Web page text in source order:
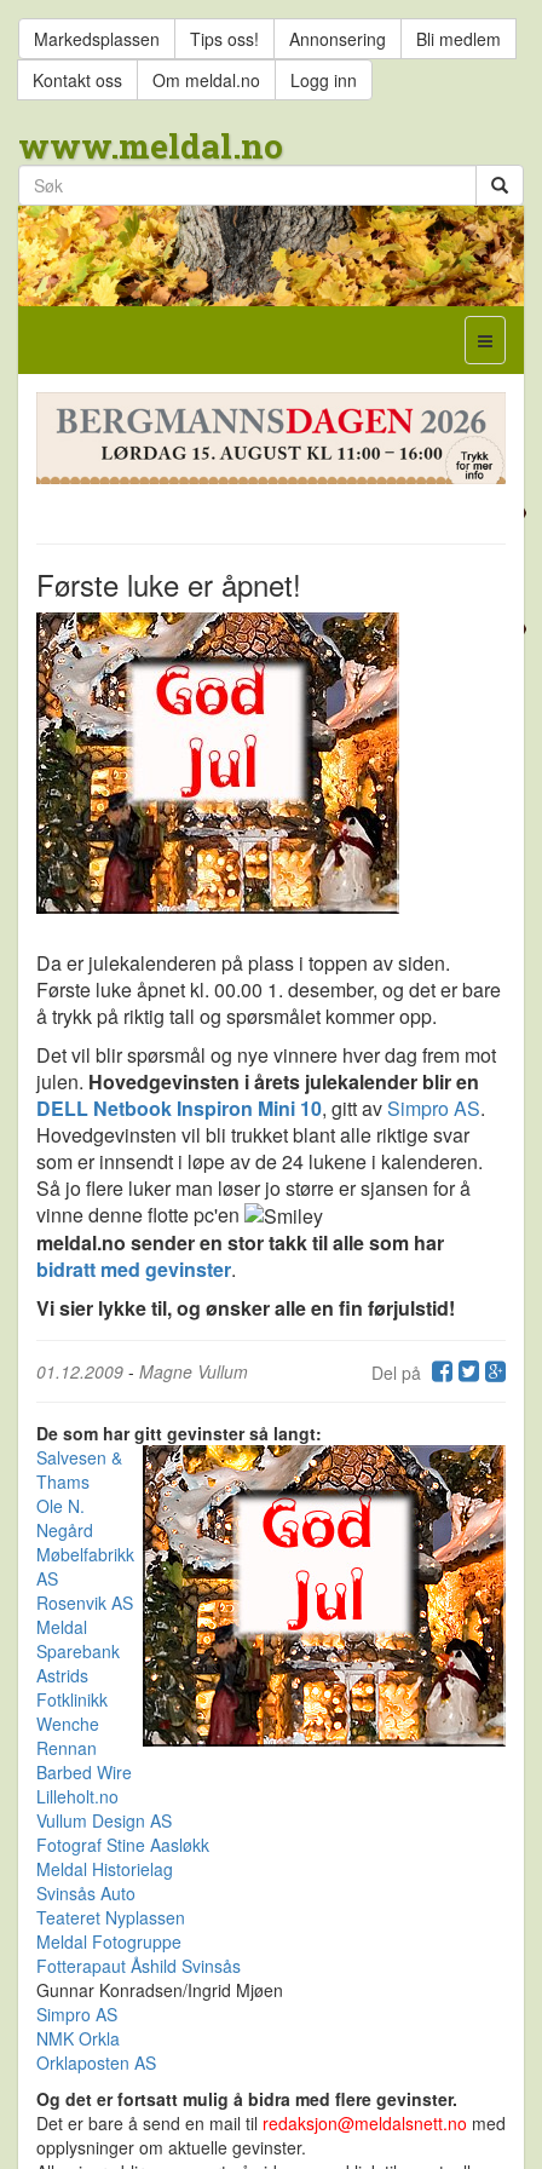
Markedsplassen Tips oss! Annonsering
Bli medlem
Kontakt oss
Om meldal.no Logg inn
www.meldal.no
Første luke er åpnet!
Da er julekalenderen på plass i toppen av siden.
Første luke åpnet kl. 00.00 1. desember, og det er bare
å trykk på riktig tall og spørsmålet kommer opp.
Det vil blir spørsmål og nye vinnere hver dag frem mot
julen. Hovedgevinsten i årets julekalender blir en
DELL Netbook Inspiron Mini 10, gitt avSimpro AS.
Hovedgevinsten vil bli trukket blant alle riktige svar
som er innsendt i løpe av de 24 lukene i kalenderen.
Så jo flere luker man løser jo større er sjansen for å
vinne denne flotte pc'en
meldal.no sender en stor takk til alle som har
bidratt med gevinster.
Vi sier lykke til, og ønsker alle en fin førjulstid!
Del på
01.12.2009 - Magne Vullum
De som har gitt gevinster så langt:
Salvesen &
Thams
Ole N.
Negård
Møbelfabrikk
AS
Rosenvik AS
Meldal
Sparebank
Astrids
Fotklinikk
Wenche
Rennan
Barbed Wire
Lilleholt.no
Vullum Design AS
Fotograf Stine Aasløkk
Meldal Historielag
Svinsås Auto
Teateret Nyplassen
Meldal Fotogruppe
Fotterapaut Åshild Svinsås
Gunnar Konradsen/Ingrid Mjøen
Simpro AS
NMK Orkla
Orklaposten AS
Og det er fortsatt mulig å bidra med flere gevinster.
Det er bare å send en mail til redaksjon@meldalsnett.no med
opplysninger om aktuelle gevinster.